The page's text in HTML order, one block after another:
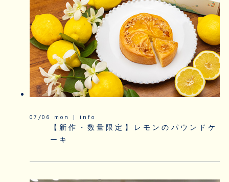
07/06 mon | info
【新作・数量限定】レモンのパウンドケ
ーキ